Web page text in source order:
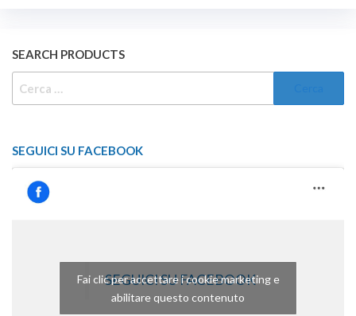
SEARCH PRODUCTS
SEGUICI SU FACEBOOK
SEGUICI SU FACEBOOK
Fai clic per accettare i cookie marketing e
abilitare questo contenuto